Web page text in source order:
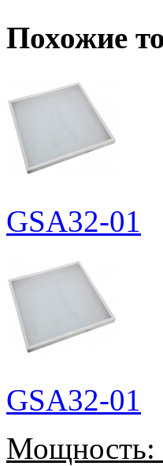
Похожие
GSA32-01
GSA32-01
Мощность: